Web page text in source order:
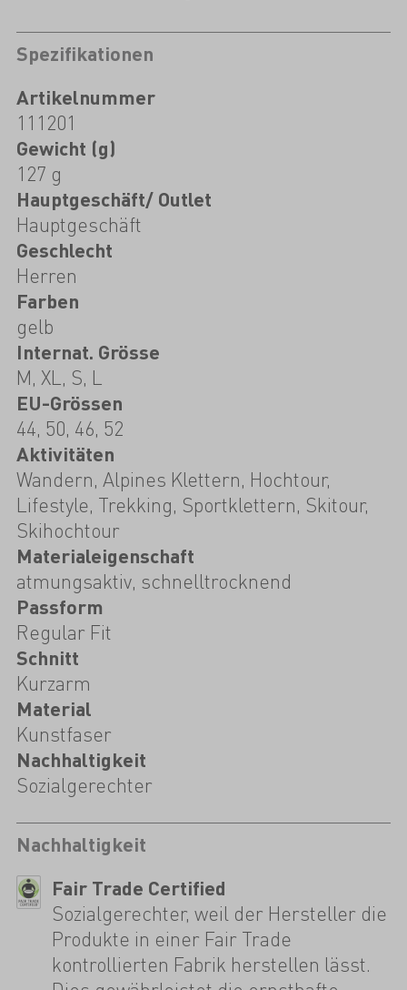
Spezifikationen
Artikelnummer
111201
Gewicht (g)
127 g
Hauptgeschäft/ Outlet
Hauptgeschäft
Geschlecht
Herren
Farben
gelb
Internat. Grösse
M, XL, S, L
EU-Grössen
44, 50, 46, 52
Aktivitäten
Wandern, Alpines Klettern, Hochtour,
Lifestyle, Trekking, Sportklettern, Skitour,
Skihochtour
Materialeigenschaft
atmungsaktiv, schnelltrocknend
Passform
Regular Fit
Schnitt
Kurzarm
Material
Kunstfaser
Nachhaltigkeit
Sozialgerechter
Nachhaltigkeit
Fair Trade Certified
Sozialgerechter, weil der Hersteller die
Produkte in einer Fair Trade
kontrollierten Fabrik herstellen lässt.